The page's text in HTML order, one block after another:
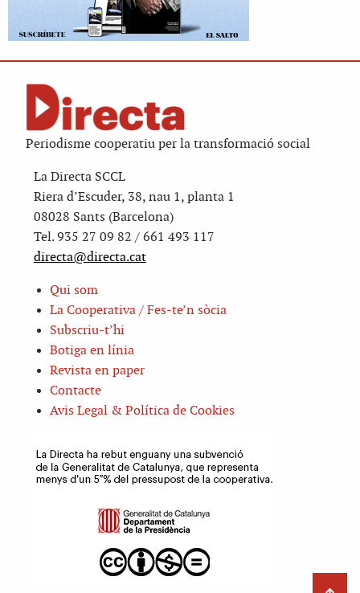
Periodisme cooperatiu per la transformació social
La Directa SCCL
Riera d’Escuder, 38, nau 1, planta 1
08028 Sants (Barcelona)
Tel. 935 27 09 82 / 661 493 117
directa@directa.cat
Qui som
La Cooperativa / Fes-te’n sòcia
Subscriu-t’hi
Botiga en línia
Revista en paper
Contacte
Avis Legal & Política de Cookies